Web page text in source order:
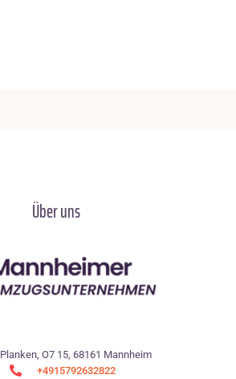
Über uns
Planken, O7 15, 68161 Mannheim
+4915792632822